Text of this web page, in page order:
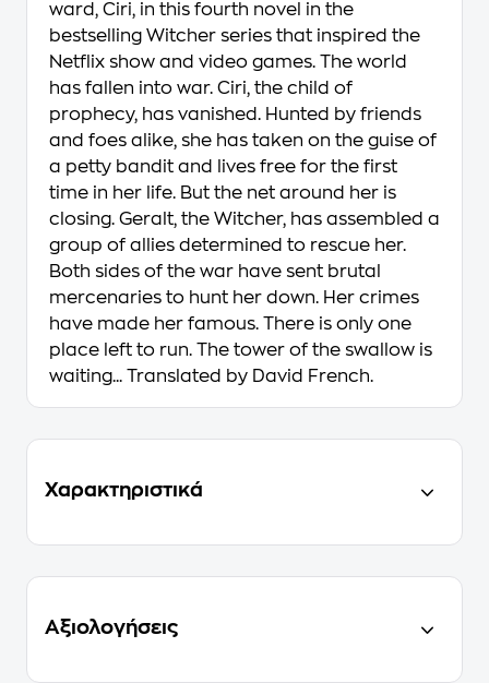
ward, Ciri, in this fourth novel in the
bestselling Witcher series that inspired the
Netflix show and video games. The world
has fallen into war. Ciri, the child of
prophecy, has vanished. Hunted by friends
and foes alike, she has taken on the guise of
a petty bandit and lives free for the first
time in her life. But the net around her is
closing. Geralt, the Witcher, has assembled a
group of allies determined to rescue her.
Both sides of the war have sent brutal
mercenaries to hunt her down. Her crimes
have made her famous. There is only one
place left to run. The tower of the swallow is
waiting... Translated by David French.
Χαρακτηριστικά
Αξιολογήσεις